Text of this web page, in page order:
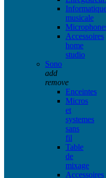
musicale
Accessoires
home
studio
Sono
add
remove
Enceintes
Micros
et
systemes
sans
fil
Table
de
mixage
Accessoires